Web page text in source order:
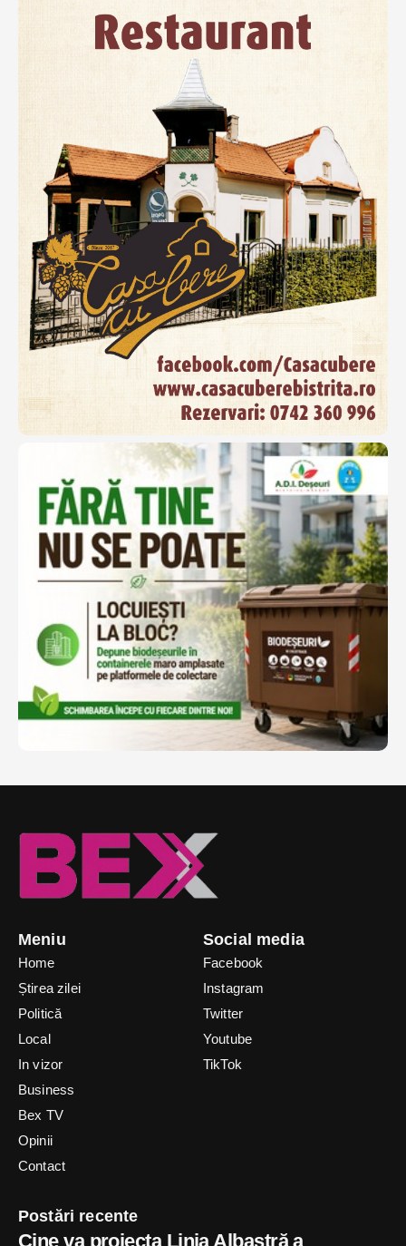
Meniu
Home
Știrea zilei
Politică
Local
In vizor
Business
Bex TV
Opinii
Contact
Social media
Facebook
Instagram
Twitter
Youtube
TikTok
Postări recente
Cine va proiecta Linia Albastră a